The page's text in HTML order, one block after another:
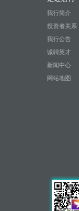
我行简介
投资者关系
我行公告
诚聘英才
新闻中心
网站地图